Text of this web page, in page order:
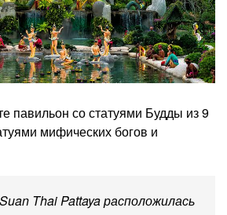
павильон со статуями Будды из 9
мифических богов и
Thai Pattaya расположилась